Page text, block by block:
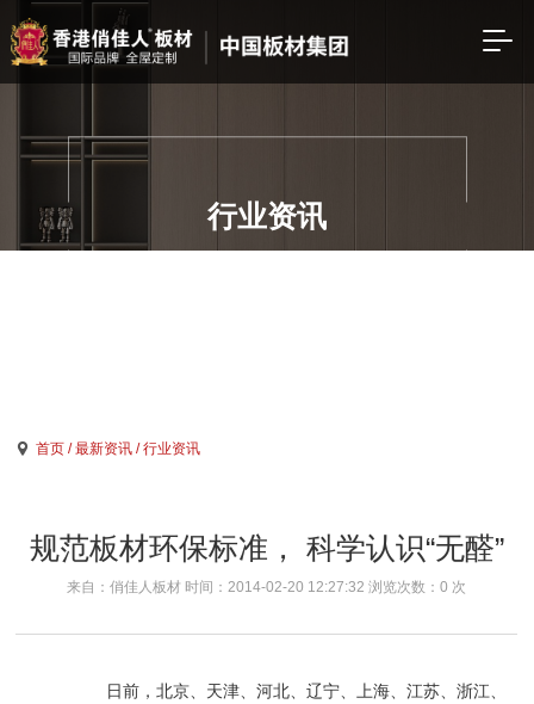
行业资讯
首页 / 最新资讯 / 行业资讯
规范板材环保标准， 科学认识“无醛”
来自：俏佳人板材 时间：2014-02-20 12:27:32 浏览次数：0 次
日前，北京、天津、河北、辽宁、上海、江苏、浙江、